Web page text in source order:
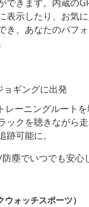
できます。内蔵の
表示したり、お気
き、あなたのパフ
ョギングに出発
レーニングルート
ックを聴きながら
可能に。
塵でいつでも安心
ォッチスポーツ）